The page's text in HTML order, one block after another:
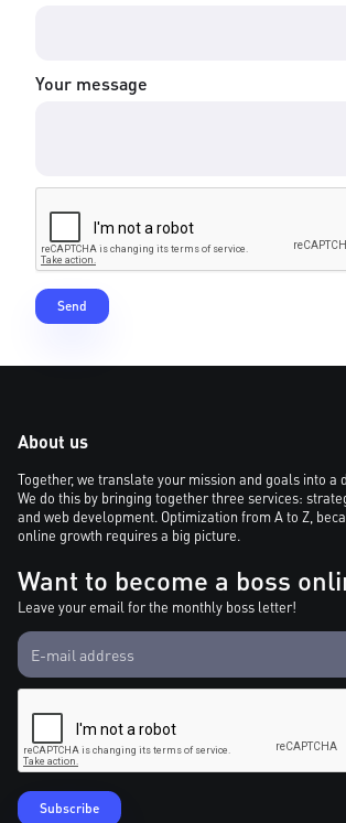
Your message
About us
Together, we translate your mission and goals into a
We do this by bringing together three services:
and web development. Optimization from A to Z,
online growth requires a big picture.
Want to become a boss
Leave your email for the monthly boss letter!